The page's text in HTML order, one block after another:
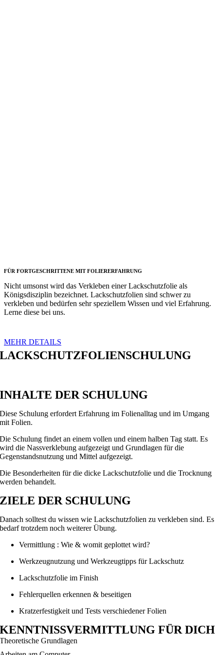
FÜR FORTGESCHRITTENE MIT FOLIERERFAHRUNG
Nicht umsonst wird das Verkleben einer Lackschutzfolie als
Königsdisziplin bezeichnet. Lackschutzfolien sind schwer zu
verkleben und bedürfen sehr speziellem Wissen und viel Erfahrung.
Lerne diese bei uns.
MEHR DETAILS
LACKSCHUTZFOLIENSCHULUNG
INHALTE DER SCHULUNG
Diese Schulung erfordert Erfahrung im Folienalltag und im Umgang
mit Folien.
Die Schulung findet an einem vollen und einem halben Tag statt. Es
wird die Nassverklebung aufgezeigt und Grundlagen für die
Gegenstandsnutzung und Mittel aufgezeigt.
Die Besonderheiten für die dicke Lackschutzfolie und die Trocknung
werden behandelt.
ZIELE DER SCHULUNG
Danach solltest du wissen wie Lackschutzfolien zu verkleben sind. Es
bedarf trotzdem noch weiterer Übung.
Vermittlung : Wie & womit geplottet wird?
Werkzeugnutzung und Werkzeugtipps für Lackschutz
Lackschutzfolie im Finish
Fehlerquellen erkennen & beseitigen
Kratzerfestigkeit und Tests verschiedener Folien
KENNTNISSVERMITTLUNG FÜR DICH
Theoretische Grundlagen